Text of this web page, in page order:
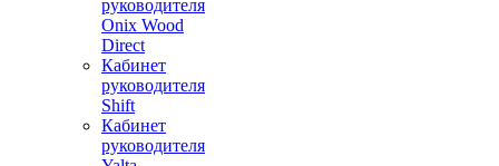
руководителя
Onix Wood
Direct
Кабинет
руководителя
Shift
Кабинет
руководителя